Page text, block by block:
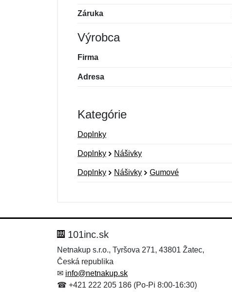
Záruka
Výrobca
Firma
Adresa
Kategórie
Doplnky
Doplnky Nášivky
Doplnky Nášivky Gumové
Správa*
Správa*
101inc.sk
Netnakup s.r.o., Tyršova 271, 43801 Žatec,
Česká republika
✉ info@netnakup.sk
☎ +421 222 205 186 (Po-Pi 8:00-16:30)